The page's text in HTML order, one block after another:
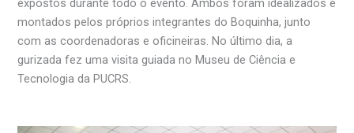
expostos durante todo o evento. Ambos foram idealizados e
montados pelos próprios integrantes do Boquinha, junto
com as coordenadoras e oficineiras. No último dia, a
gurizada fez uma visita guiada no Museu de Ciência e
Tecnologia da PUCRS.